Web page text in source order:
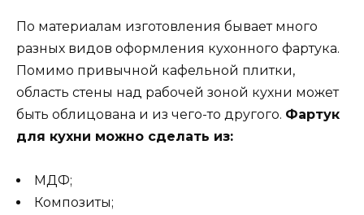
По материалам изготовления бывает много
разных видов оформления кухонного фартука.
Помимо привычной кафельной плитки,
область стены над рабочей зоной кухни может
быть облицована и из чего-то другого. Фартук
для кухни можно сделать из:
МДФ;
Композиты;